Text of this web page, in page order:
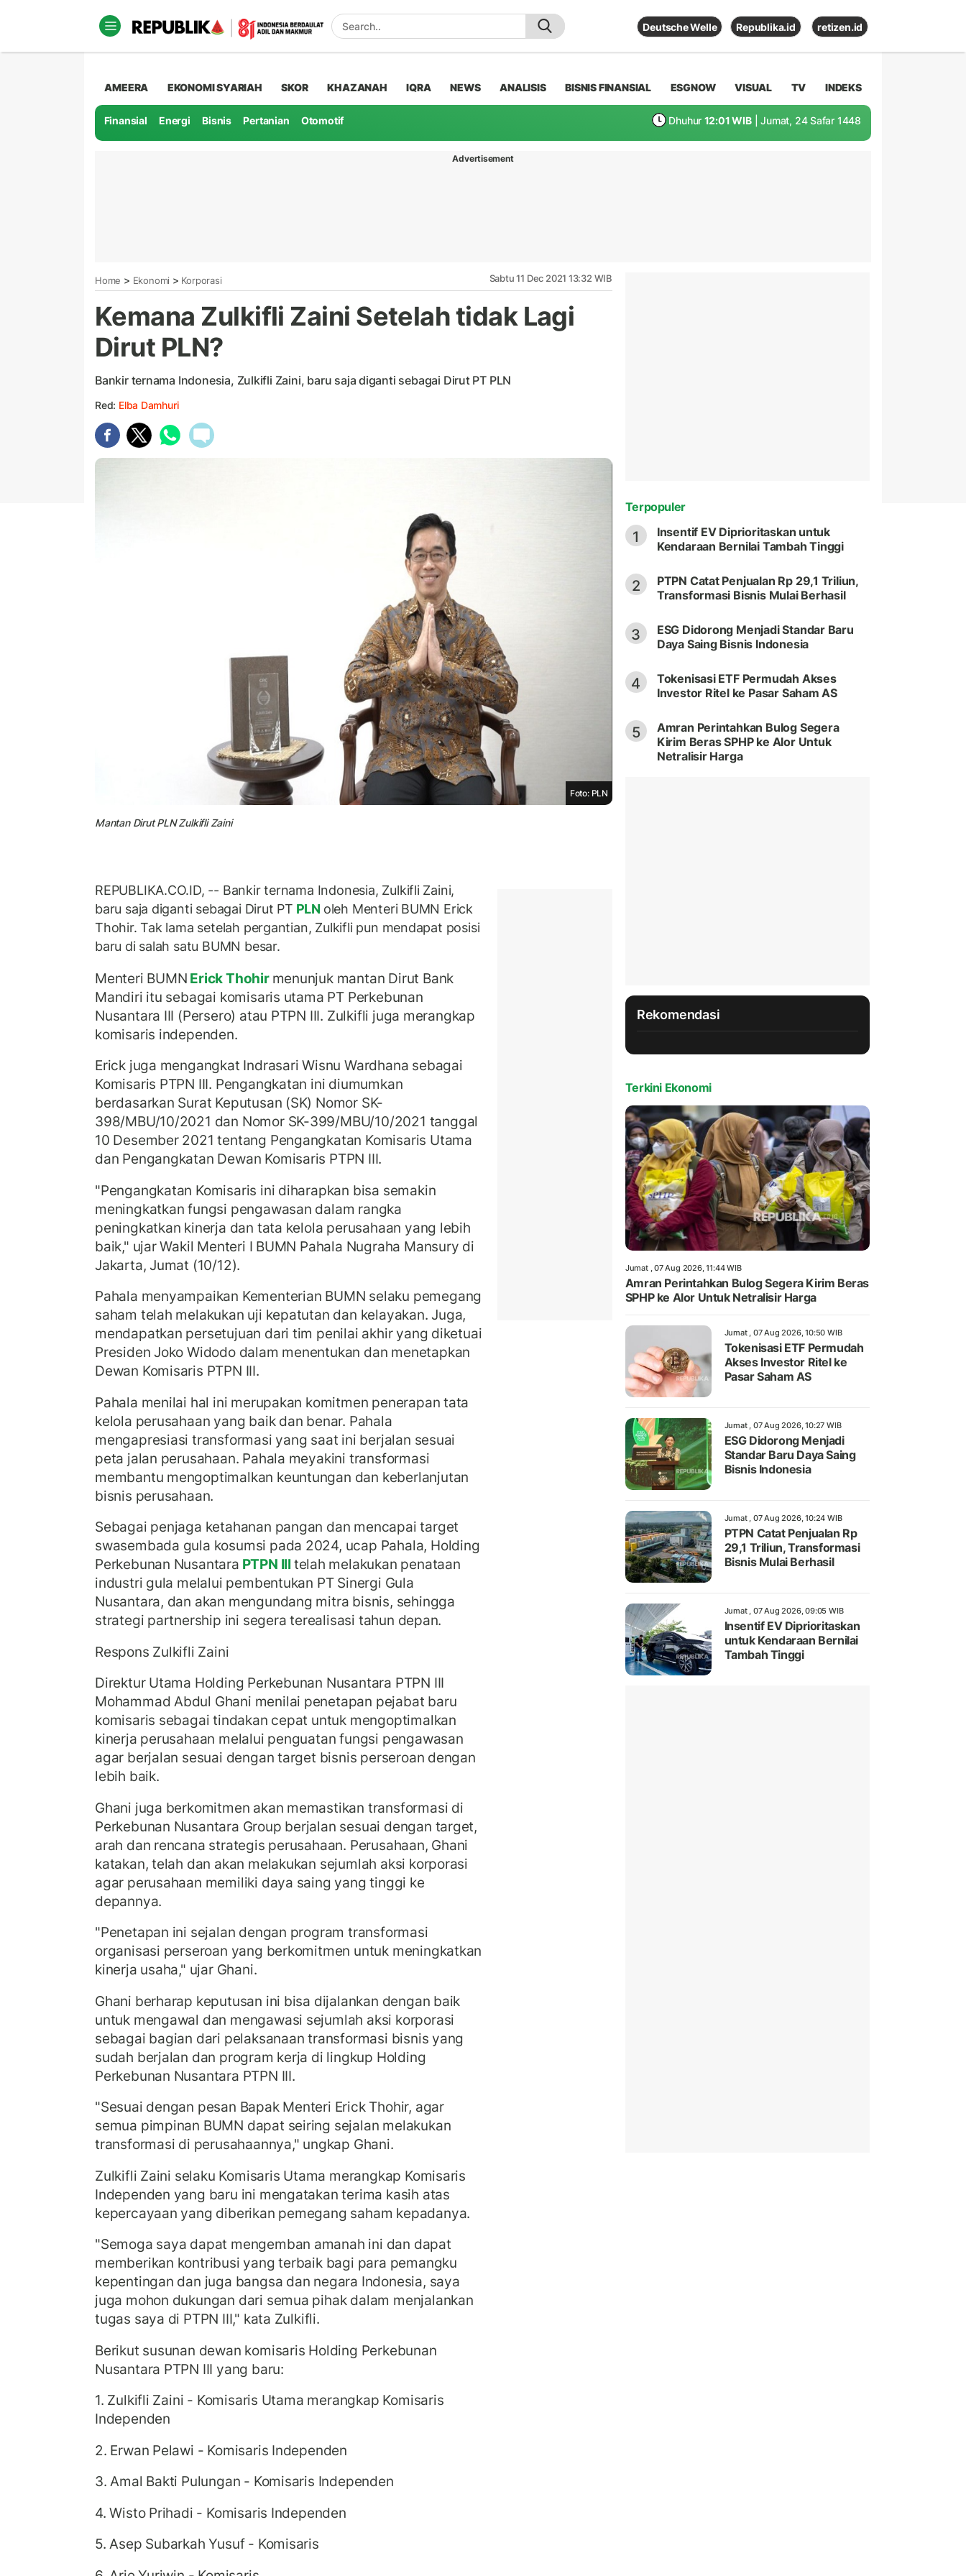
Deutsche Welle Republika.id retizen.id
AMEERA EKONOMI SYARIAH SKOR KHAZANAH IQRA NEWS ANALISIS BISNIS FINANSIAL ESGNOW VISUAL TV INDEKS
Finansial Energi Bisnis Pertanian Otomotif Dhuhur 12:01 WIB | Jumat, 24 Safar 1448
Advertisement
Home > Ekonomi > Korporasi Sabtu 11 Dec 2021 13:32 WIB
Kemana Zulkifli Zaini Setelah tidak Lagi
Dirut PLN?
Bankir ternama Indonesia, Zulkifli Zaini, baru saja diganti sebagai Dirut PT PLN
Red: Elba Damhuri
Foto: PLN
Mantan Dirut PLN Zulkifli Zaini
REPUBLIKA.CO.ID, -- Bankir ternama Indonesia, Zulkifli Zaini,
baru saja diganti sebagai Dirut PT PLN oleh Menteri BUMN Erick
Thohir. Tak lama setelah pergantian, Zulkifli pun mendapat posisi
baru di salah satu BUMN besar.
Menteri BUMN Erick Thohir menunjuk mantan Dirut Bank
Mandiri itu sebagai komisaris utama PT Perkebunan
Nusantara III (Persero) atau PTPN III. Zulkifli juga merangkap
komisaris independen.
Erick juga mengangkat Indrasari Wisnu Wardhana sebagai
Komisaris PTPN III. Pengangkatan ini diumumkan
berdasarkan Surat Keputusan (SK) Nomor SK-
398/MBU/10/2021 dan Nomor SK-399/MBU/10/2021 tanggal
10 Desember 2021 tentang Pengangkatan Komisaris Utama
dan Pengangkatan Dewan Komisaris PTPN III.
"Pengangkatan Komisaris ini diharapkan bisa semakin
meningkatkan fungsi pengawasan dalam rangka
peningkatkan kinerja dan tata kelola perusahaan yang lebih
baik," ujar Wakil Menteri I BUMN Pahala Nugraha Mansury di
Jakarta, Jumat (10/12).
Pahala menyampaikan Kementerian BUMN selaku pemegang
saham telah melakukan uji kepatutan dan kelayakan. Juga,
mendapatkan persetujuan dari tim penilai akhir yang diketuai
Presiden Joko Widodo dalam menentukan dan menetapkan
Dewan Komisaris PTPN III.
Pahala menilai hal ini merupakan komitmen penerapan tata
kelola perusahaan yang baik dan benar. Pahala
mengapresiasi transformasi yang saat ini berjalan sesuai
peta jalan perusahaan. Pahala meyakini transformasi
membantu mengoptimalkan keuntungan dan keberlanjutan
bisnis perusahaan.
Sebagai penjaga ketahanan pangan dan mencapai target
swasembada gula kosumsi pada 2024, ucap Pahala, Holding
Perkebunan Nusantara PTPN IIItelah melakukan penataan
industri gula melalui pembentukan PT Sinergi Gula
Nusantara, dan akan mengundang mitra bisnis, sehingga
strategi partnership ini segera terealisasi tahun depan.
Respons Zulkifli Zaini
Direktur Utama Holding Perkebunan Nusantara PTPN III
Mohammad Abdul Ghani menilai penetapan pejabat baru
komisaris sebagai tindakan cepat untuk mengoptimalkan
kinerja perusahaan melalui penguatan fungsi pengawasan
agar berjalan sesuai dengan target bisnis perseroan dengan
lebih baik.
Ghani juga berkomitmen akan memastikan transformasi di
Perkebunan Nusantara Group berjalan sesuai dengan target,
arah dan rencana strategis perusahaan. Perusahaan, Ghani
katakan, telah dan akan melakukan sejumlah aksi korporasi
agar perusahaan memiliki daya saing yang tinggi ke
depannya.
"Penetapan ini sejalan dengan program transformasi
organisasi perseroan yang berkomitmen untuk meningkatkan
kinerja usaha," ujar Ghani.
Ghani berharap keputusan ini bisa dijalankan dengan baik
untuk mengawal dan mengawasi sejumlah aksi korporasi
sebagai bagian dari pelaksanaan transformasi bisnis yang
sudah berjalan dan program kerja di lingkup Holding
Perkebunan Nusantara PTPN III.
"Sesuai dengan pesan Bapak Menteri Erick Thohir, agar
semua pimpinan BUMN dapat seiring sejalan melakukan
transformasi di perusahaannya," ungkap Ghani.
Zulkifli Zaini selaku Komisaris Utama merangkap Komisaris
Independen yang baru ini mengatakan terima kasih atas
kepercayaan yang diberikan pemegang saham kepadanya.
"Semoga saya dapat mengemban amanah ini dan dapat
memberikan kontribusi yang terbaik bagi para pemangku
kepentingan dan juga bangsa dan negara Indonesia, saya
juga mohon dukungan dari semua pihak dalam menjalankan
tugas saya di PTPN III," kata Zulkifli.
Berikut susunan dewan komisaris Holding Perkebunan
Nusantara PTPN III yang baru:
1. Zulkifli Zaini - Komisaris Utama merangkap Komisaris
Independen
2. Erwan Pelawi - Komisaris Independen
3. Amal Bakti Pulungan - Komisaris Independen
4. Wisto Prihadi - Komisaris Independen
5. Asep Subarkah Yusuf - Komisaris
Terpopuler
1
Insentif EV Diprioritaskan untuk
Kendaraan Bernilai Tambah Tinggi
2
PTPN Catat Penjualan Rp 29,1 Triliun,
Transformasi Bisnis Mulai Berhasil
3
ESG Didorong Menjadi Standar Baru
Daya Saing Bisnis Indonesia
4
Tokenisasi ETF Permudah Akses
Investor Ritel ke Pasar Saham AS
5
Amran Perintahkan Bulog Segera
Kirim Beras SPHP ke Alor Untuk
Netralisir Harga
Rekomendasi
Terkini Ekonomi
Jumat , 07 Aug 2026, 11:44 WIB
Amran Perintahkan Bulog Segera Kirim Beras
SPHP ke Alor Untuk Netralisir Harga
Jumat , 07 Aug 2026, 10:50 WIB
Tokenisasi ETF Permudah
Akses Investor Ritel ke
Pasar Saham AS
Jumat , 07 Aug 2026, 10:27 WIB
ESG Didorong Menjadi
Standar Baru Daya Saing
Bisnis Indonesia
Jumat , 07 Aug 2026, 10:24 WIB
PTPN Catat Penjualan Rp
29,1 Triliun, Transformasi
Bisnis Mulai Berhasil
Jumat , 07 Aug 2026, 09:05 WIB
Insentif EV Diprioritaskan
untuk Kendaraan Bernilai
Tambah Tinggi